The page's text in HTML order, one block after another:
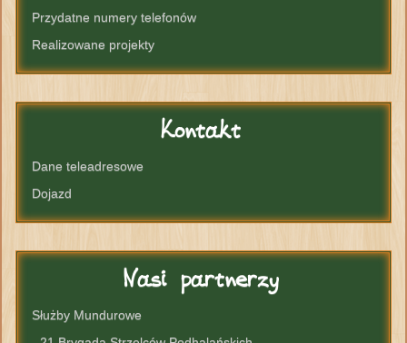
Przydatne numery telefonów
Realizowane projekty
Kontakt
Dane teleadresowe
Dojazd
Nasipartnerzy
Służby Mundurowe